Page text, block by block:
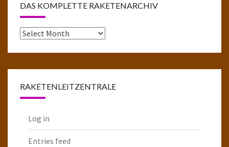
DAS KOMPLETTE RAKETENARCHIV
Das
RAKETENLEITZENTRALE
Log in
Entries feed